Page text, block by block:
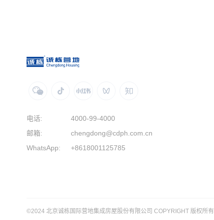
电话:
4000-99-4000
邮箱:
chengdong@cdph.com.cn
WhatsApp:
+8618001125785
©2024 北京诚栋国际营地集成房屋股份有限公司 COPYRIGHT 版权所有